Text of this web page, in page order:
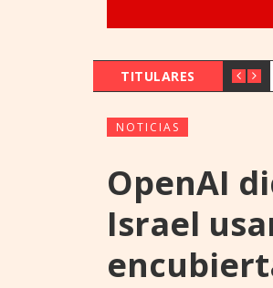
TITULARES
NOTICIAS
OpenAI
Israel